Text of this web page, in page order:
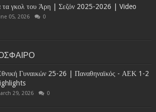
τα γκολ του Άρη | Σεζόν 2025-2026 | Video
05, 2026 0
Γυναικών 25-26 | Παναθηναϊκός - ΑΕΚ 1-2
29, 2026 0